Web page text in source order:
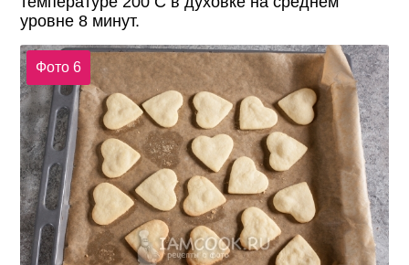
уровне 8 минут.
Фото 6